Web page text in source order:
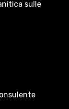
sulle